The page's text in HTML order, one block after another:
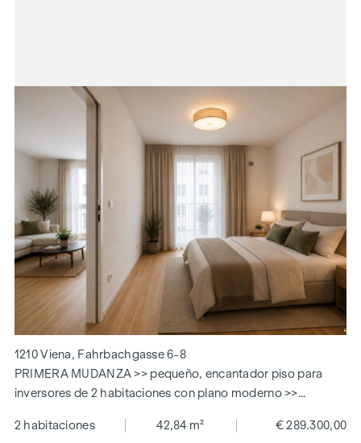
1210 Viena, Fahrbachgasse 6-8
PRIMERA MUDANZA >> pequeño, encantador piso para
inversores de 2 habitaciones con plano moderno >>
2 habitaciones
42,84 m² € 289.300,00